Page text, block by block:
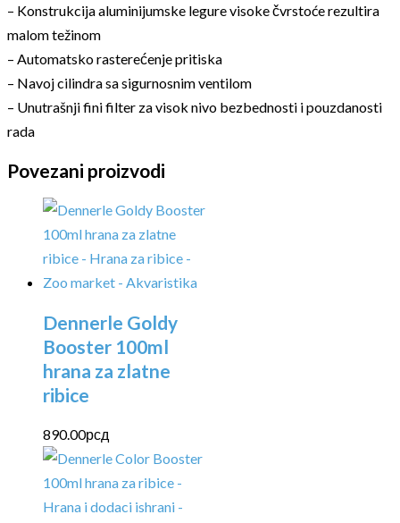
– Konstrukcija aluminijumske legure visoke čvrstoće rezultira
malom težinom
– Automatsko rasterećenje pritiska
– Navoj cilindra sa sigurnosnim ventilom
– Unutrašnji fini filter za visok nivo bezbednosti i pouzdanosti
rada
Povezani proizvodi
Dennerle Goldy
Booster 100ml
hrana za zlatne
ribice
890.00рсд